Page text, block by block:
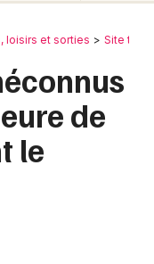
loisirs et sorties Site
de
le
Autre